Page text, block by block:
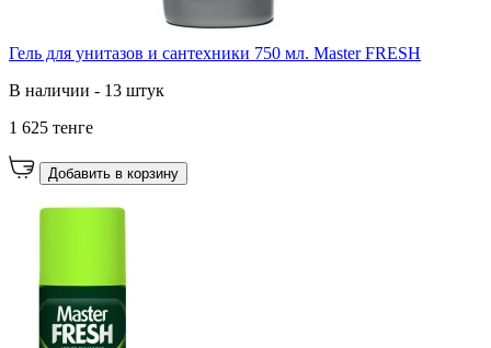
Гель для унитазов и сантехники 750 мл. Master FRESH
В наличии - 13 штук
1 625 тенге
Добавить в корзину